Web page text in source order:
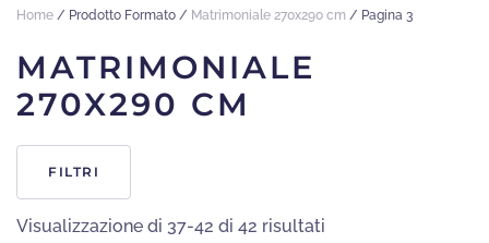
Home / Prodotto Formato / Matrimoniale 270x290 cm / Pagina 3
MATRIMONIALE
270X290 CM
FILTRI
Visualizzazione di 37-42 di 42 risultati